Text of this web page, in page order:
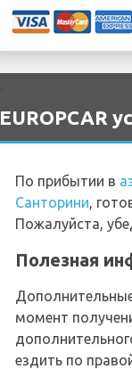
EUROPCAR
По прибытии в
Санторини,
Пожалуйста,
Полезная
момент
ездить по